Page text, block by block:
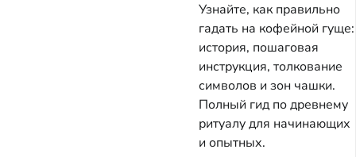
Узнайте, как правильно
гадать на кофейной гуще:
история, пошаговая
инструкция, толкование
символов и зон чашки.
Полный гид по древнему
ритуалу для начинающих
и опытных.